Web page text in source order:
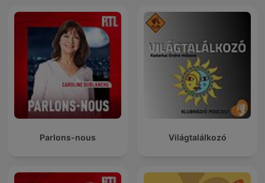
Parlons-nous Világtalálkozó